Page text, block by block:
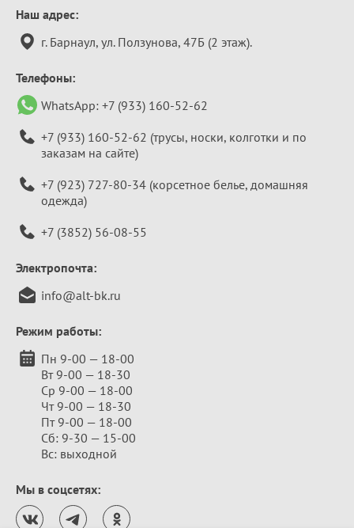
Контактная
информация
Наш адрес:
г. Барнаул, ул. Ползунова, 47Б (2 этаж).
Телефоны:
WhatsApp: +7 (933) 160-52-62
+7 (933) 160-52-62 (трусы, носки, колготки и по
заказам на сайте)
+7 (923) 727-80-34 (корсетное белье, домашняя
одежда)
+7 (3852) 56-08-55
Электропочта:
info@alt-bk.ru
Режим работы:
Пн 9-00 — 18-00
Вт 9-00 — 18-30
Ср 9-00 — 18-00
Чт 9-00 — 18-30
Пт 9-00 — 18-00
Сб: 9-30 — 15-00
Вс: выходной
Мы в соцсетях: